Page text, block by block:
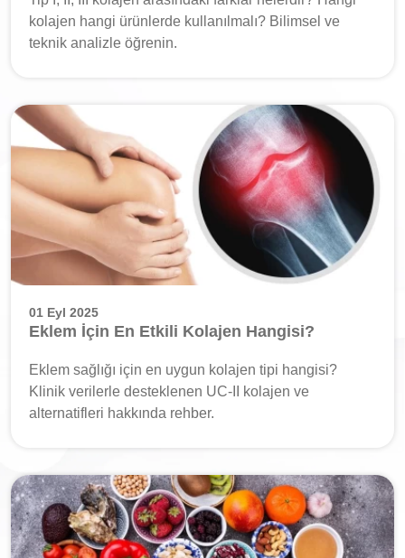
kolajen hangi ürünlerde kullanılmalı? Bilimsel ve
teknik analizle öğrenin.
01 Eyl 2025
Eklem İçin En Etkili Kolajen Hangisi?
Eklem sağlığı için en uygun kolajen tipi hangisi?
Klinik verilerle desteklenen UC-II kolajen ve
alternatifleri hakkında rehber.